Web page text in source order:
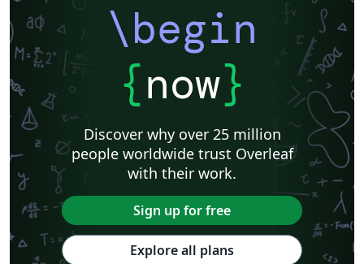
\begin
{now}
Discover why over 25 million
people worldwide trust Overleaf
with their work.
Sign up for free
Explore all plans